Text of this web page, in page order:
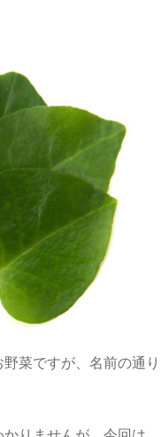
菜ですが、名前の通り